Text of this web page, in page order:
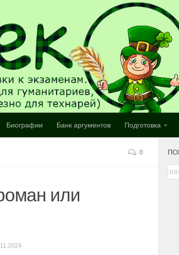
Биографии Банк аргументов Подготовка
0
или